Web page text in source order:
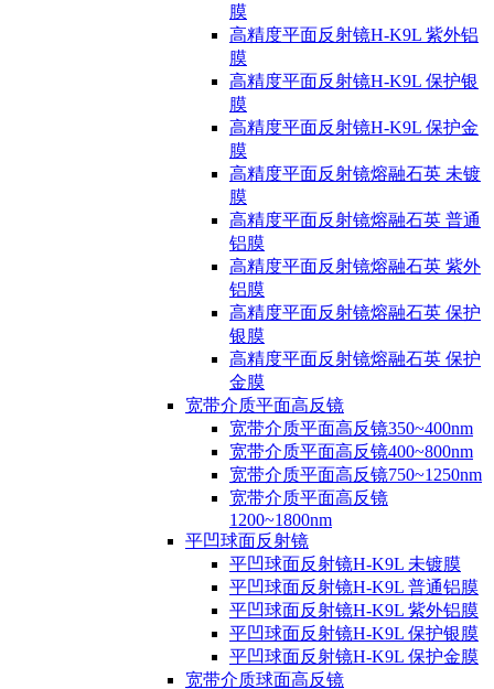
膜
高精度平面反射镜H-K9L 紫外铝
膜
高精度平面反射镜H-K9L 保护银
膜
高精度平面反射镜H-K9L 保护金
膜
高精度平面反射镜熔融石英 未镀
膜
高精度平面反射镜熔融石英 普通
铝膜
高精度平面反射镜熔融石英 紫外
铝膜
高精度平面反射镜熔融石英 保护
银膜
高精度平面反射镜熔融石英 保护
金膜
宽带介质平面高反镜
宽带介质平面高反镜350~400nm
宽带介质平面高反镜400~800nm
宽带介质平面高反镜750~1250nm
宽带介质平面高反镜
1200~1800nm
平凹球面反射镜
平凹球面反射镜H-K9L 未镀膜
平凹球面反射镜H-K9L 普通铝膜
平凹球面反射镜H-K9L 紫外铝膜
平凹球面反射镜H-K9L 保护银膜
平凹球面反射镜H-K9L 保护金膜
宽带介质球面高反镜